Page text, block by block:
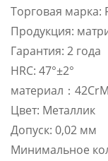
Торговая марка:
Продукция:
Гарантия: 2 года
HRC: 47°±2°
материал：
Цвет: Металлик
Допуск: 0,02 мм
Минимальное